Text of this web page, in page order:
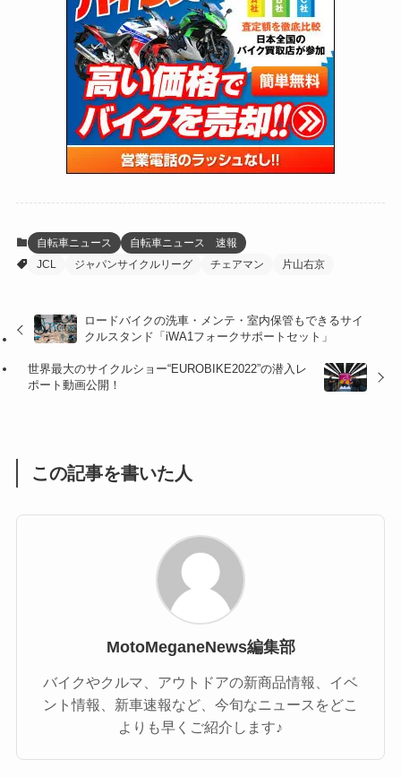
(5)
(12)
(64)
(109)
(24)
(47)
(15)
(5)
(4)
(6)
(17)
(5)
(27)
(38)
(131)
(85)
(21)
(61)
(171)
(98)
(13)
(60)
(274)
(171)
(38)
(47)
(59)
(41)
(47)
(1)
(255)
(204)
(33)
(34)
(35)
(41)
(16) (13)
(19)
(12)
(16)
(20)
(4)
(16)
自転車ニュース
自転車ニュース 速報
JCL
ジャパンサイクルリーグ チェアマン 片山右京
ロードバイクの洗車・メンテ・室内保管もできるサイ
クルスタンド「iWA1フォークサポートセット」
世界最大のサイクルショー“EUROBIKE2022”の潜入レ
ポート動画公開！
この記事を書いた人
MotoMeganeNews編集部
バイクやクルマ、アウトドアの新商品情報、イベ
ント情報、新車速報など、今旬なニュースをどこ
よりも早くご紹介します♪